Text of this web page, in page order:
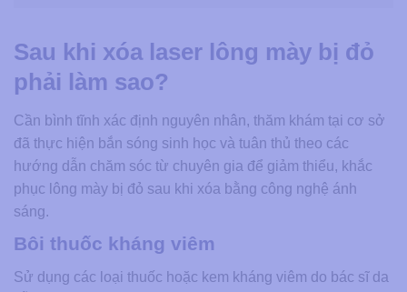
Sau khi xóa laser lông mày bị đỏ
phải làm sao?
Cần bình tĩnh xác định nguyên nhân, thăm khám tại cơ sở
đã thực hiện bắn sóng sinh học và tuân thủ theo các
hướng dẫn chăm sóc từ chuyên gia để giảm thiểu, khắc
phục lông mày bị đỏ sau khi xóa bằng công nghệ ánh
sáng.
Bôi thuốc kháng viêm
Sử dụng các loại thuốc hoặc kem kháng viêm do bác sĩ da